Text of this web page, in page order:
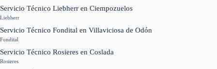
Servicio Técnico Liebherr en Ciempozuelos
Liebherr
Servicio Técnico Fondital en Villaviciosa de Odón
Fondital
Servicio Técnico Rosieres en Coslada
Rosieres